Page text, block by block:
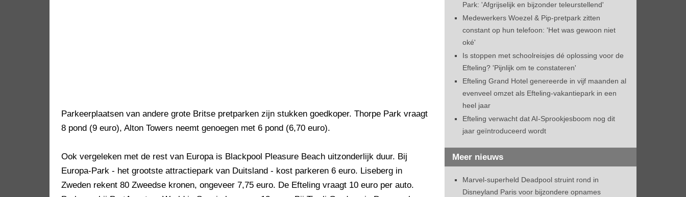
Parkeerplaatsen van andere grote Britse pretparken zijn stukken goedkoper. Thorpe Park vraagt
8 pond (9 euro), Alton Towers neemt genoegen met 6 pond (6,70 euro).
Ook vergeleken met de rest van Europa is Blackpool Pleasure Beach uitzonderlijk duur. Bij
Europa-Park - het grootste attractiepark van Duitsland - kost parkeren 6 euro. Liseberg in
Zweden rekent 80 Zweedse kronen, ongeveer 7,75 euro. De Efteling vraagt 10 euro per auto.
Park: 'Afgrijselijk en bijzonder teleurstellend'
Medewerkers Woezel & Pip-pretpark zitten
constant op hun telefoon: 'Het was gewoon niet
oké'
Is stoppen met schoolreisjes dé oplossing voor de
Efteling? 'Pijnlijk om te constateren'
Efteling Grand Hotel genereerde in vijf maanden al
evenveel omzet als Efteling-vakantiepark in een
heel jaar
Efteling verwacht dat AI-Sprookjesboom nog dit
jaar geïntroduceerd wordt
Meer nieuws
Marvel-superheld Deadpool struint rond in
Disneyland Paris voor bijzondere opnames